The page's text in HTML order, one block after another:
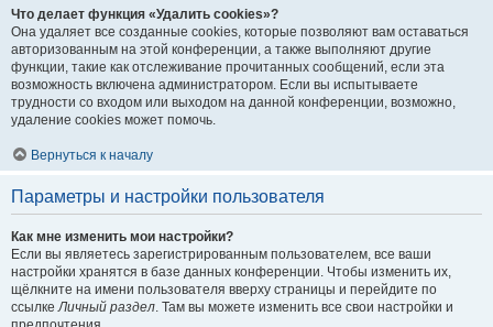
Что делает функция «Удалить cookies»?
Она удаляет все созданные cookies, которые позволяют вам оставаться
авторизованным на этой конференции, а также выполняют другие
функции, такие как отслеживание прочитанных сообщений, если эта
возможность включена администратором. Если вы испытываете
трудности со входом или выходом на данной конференции, возможно,
удаление cookies может помочь.
Вернуться к началу
Параметры и настройки пользователя
Как мне изменить мои настройки?
Если вы являетесь зарегистрированным пользователем, все ваши
настройки хранятся в базе данных конференции. Чтобы изменить их,
щёлкните на имени пользователя вверху страницы и перейдите по
ссылкеЛичный раздел. Там вы можете изменить все свои настройки и